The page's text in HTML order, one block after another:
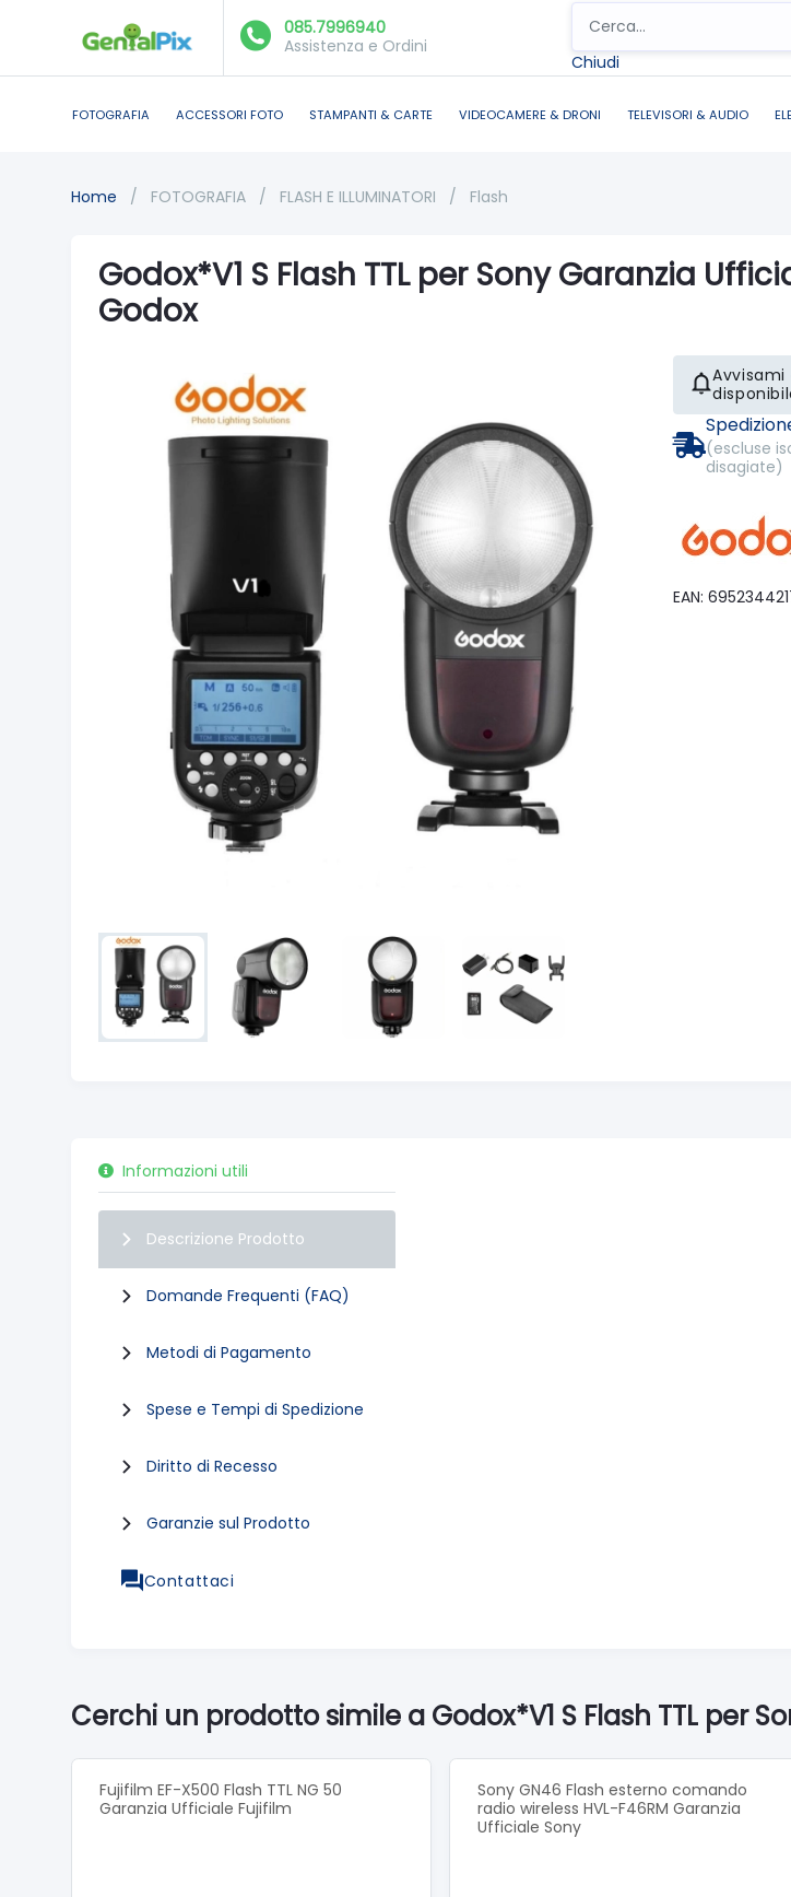
085.7996940
Assistenza e Ordini
Chiudi
FOTOGRAFIA ACCESSORI FOTO STAMPANTI & CARTE VIDEOCAMERE & DRONI TELEVISORI & AUDIO
Home / FOTOGRAFIA / FLASH E ILLUMINATORI / Flash
Godox*V1 S Flash TTL per Sony Garanzia
Godox
(escluse
disagiate)
EAN:
Informazioni utili
Descrizione Prodotto
Domande Frequenti (FAQ)
Metodi di Pagamento
Spese e Tempi di Spedizione
Diritto di Recesso
Garanzie sul Prodotto
Contattaci
Cerchi un prodotto simile a Godox*V1 S Flash TTL per
Fujifilm EF-X500 Flash TTL NG 50
Garanzia Ufficiale Fujifilm
Sony GN46 Flash esterno comando
radio wireless HVL-F46RM Garanzia
Ufficiale Sony